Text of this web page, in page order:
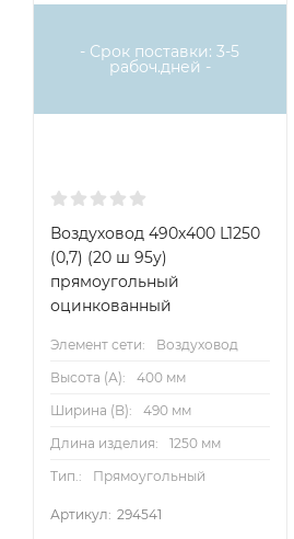
- Срок поставки: 3-5
рабоч.дней -
Воздуховод 490х400 L1250
(0,7) (20 ш 95у)
прямоугольный
оцинкованный
Элемент сети:
Воздуховод
Высота (А):
400 мм
Ширина (B):
490 мм
Длина изделия:
1250 мм
Тип.:
Прямоугольный
Артикул: 294541